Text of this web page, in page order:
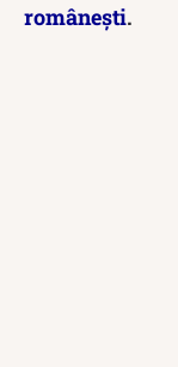
românești.